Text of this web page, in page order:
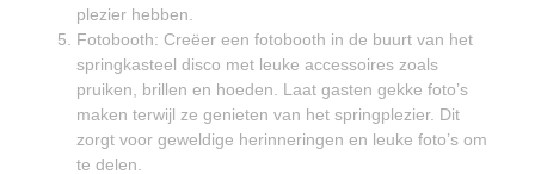
plezier hebben.
Fotobooth: Creëer een fotobooth in de buurt van het
springkasteel disco met leuke accessoires zoals
pruiken, brillen en hoeden. Laat gasten gekke foto’s
maken terwijl ze genieten van het springplezier. Dit
zorgt voor geweldige herinneringen en leuke foto’s om
te delen.